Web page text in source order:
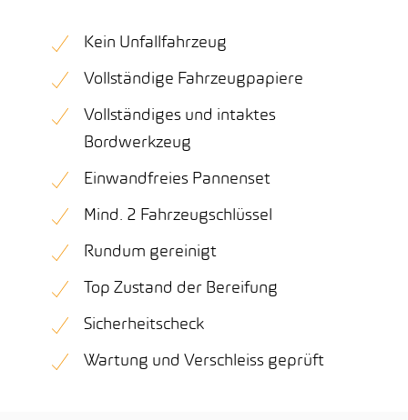
Kein Unfallfahrzeug
Vollständige Fahrzeugpapiere
Vollständiges und intaktes
Bordwerkzeug
Einwandfreies Pannenset
Mind. 2 Fahrzeugschlüssel
Rundum gereinigt
Top Zustand der Bereifung
Sicherheitscheck
Wartung und Verschleiss geprüft